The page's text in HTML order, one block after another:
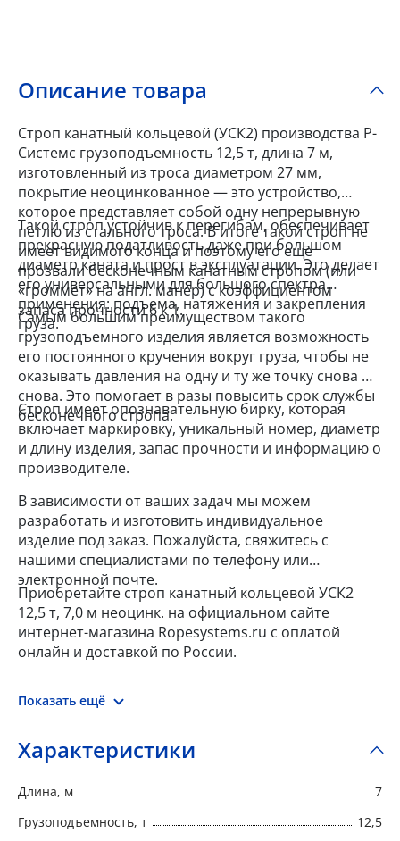
Описание товара
Строп канатный кольцевой (УСК2) производства Р-
Системс грузоподъемность 12,5 т, длина 7 м,
изготовленный из троса диаметром 27 мм,
покрытие неоцинкованное — это устройство,
которое представляет собой одну непрерывную
петлю из стального троса. В итоге такой строп не
имеет видимого конца и поэтому его еще
прозвали бесконечным канатным стропом (или
«громмет» на англ. манер) с коэффициентом
запаса прочности 6 к 1.
Такой строп устойчив к перегибам, обеспечивает
прекрасную податливость даже при большом
диаметр каната и прост в эксплуатации. Это делает
его универсальными для большого спектра
применения: подъема, натяжения и закрепления
груза.
Самым большим преимуществом такого
грузоподъемного изделия является возможность
его постоянного кручения вокруг груза, чтобы не
оказывать давления на одну и ту же точку снова и
снова. Это помогает в разы повысить срок службы
бесконечного стропа.
Строп имеет опознавательную бирку, которая
включает маркировку, уникальный номер, диаметр
и длину изделия, запас прочности и информацию о
производителе.
В зависимости от ваших задач мы можем
разработать и изготовить индивидуальное
изделие под заказ. Пожалуйста, свяжитесь с
нашими специалистами по телефону или
электронной почте.
Приобретайте строп канатный кольцевой УСК2
12,5 т, 7,0 м неоцинк. на официальном сайте
интернет-магазина Ropesystems.ru с оплатой
онлайн и доставкой по России.
Показать ещё
Характеристики
Длина, м
7
Грузоподъемность, т
12,5